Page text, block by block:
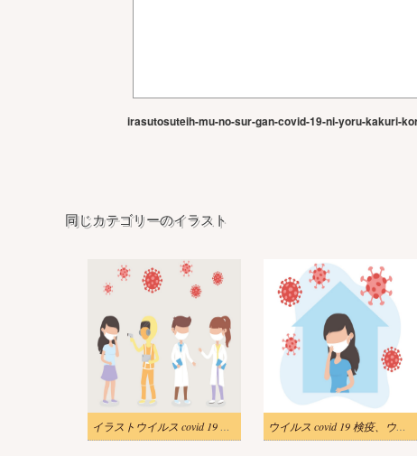
irasutosuteih-mu-no-sur-gan-covid-19-ni-yoru-kakuri-
同じカテゴリーのイラスト
イラストウイルス covid 19 検疫、防護服マスクを持つ病気の女性スタッフ医師コロナウイルスのシンボル ウイルス covid 19 検疫、ウイルス covid 19 検疫、感染症に対する女性の保護マスクのイラスト